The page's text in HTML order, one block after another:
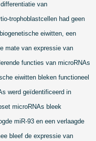
van
trophoblastcellen had geen
eiwitten, een
mate van expressie van
functies van microRNAs
eiwitten bleken functioneel
werd geïdentificeerd in
microRNAs bleek
miR-93 en een verlaagde
bleef de expressie van